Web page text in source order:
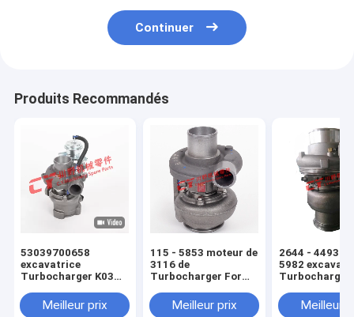
Continuer
Produits Recommandés
53039700658
excavatrice
Turbocharger K03
moteur turbo,
moteur diesel turbo,
Meilleur prix
115 - 5853 moteur de
3116 de
Turbocharger For
E325B 322B 120H
135H
Meilleur prix
2644 - 4493
5982
Turbocharger
GTA4702BS
E390
Meilleur